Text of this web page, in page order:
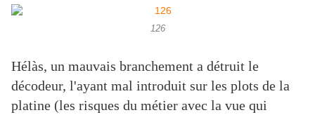
126
Hélàs, un mauvais branchement a détruit le
décodeur, l'ayant mal introduit sur les plots de la
platine (les risques du métier avec la vue qui